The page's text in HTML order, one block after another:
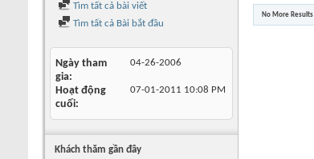
Tìm tất cả bài viết
Tìm tất cả Bài bắt đầu
Ngày tham
gia
04-26-2006
Hoạt động
cuối
07-01-2011 10:08 PM
Khách thăm gần đây
No More Results